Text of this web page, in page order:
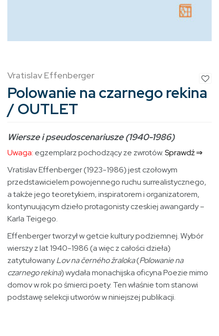
Vratislav Effenberger
Polowanie na czarnego rekina
/ OUTLET
Wiersze i pseudoscenariusze (1940-1986)
Uwaga: egzemplarz pochodzący ze zwrotów.Sprawdź ⇒
Vratislav Effenberger (1923-1986) jest czołowym
przedstawicielem powojennego ruchu surrealistycznego,
a także jego teoretykiem, inspiratorem i organizatorem,
kontynuującym dzieło protagonisty czeskiej awangardy –
Karla Teigego.
Effenberger tworzył w getcie kultury podziemnej. Wybór
wierszy z lat 1940-1986 (a więc z całości dzieła)
zatytułowanyLov na černého žraloka(Polowanie na
czarnego rekina) wydała monachijska oficyna Poezie mimo
domov w rok po śmierci poety. Ten właśnie tom stanowi
podstawę selekcji utworów w niniejszej publikacji.